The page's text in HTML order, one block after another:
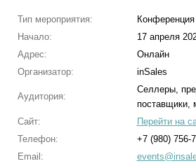
Тип мероприятия:
Конференция
Начало:
17 апреля
Адрес:
Онлайн
Организатор:
inSales
Аудитория:
Селлеры,
поставщики,
Сайт:
Перейти на
Телефон:
+7 (980) 756-
Email: